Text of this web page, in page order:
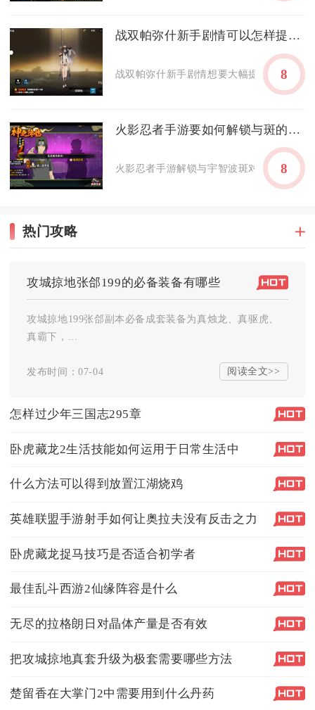
战双帕弥什新手剧情可以怎样提高通关效率
战双帕弥什新手剧情想要大幅提升通关效
8
火影忍者手游要如何解锁与斑的战斗
火影忍者手游解锁与宇智波斑对战，需要
8
热门攻略
攻城掠地张郃199的必备装备有哪些
攻城掠地199张郃副本必备成套装备为真烛龙、真驱虎、
真霸下，...
发布时间：07-04 阅读全文>>
怎样过少年三国志295章
卧虎藏龙2生活技能如何运用于日常生活中
什么方法可以得到放置江湖烧鸡
英雄联盟手游射手如何让奥拉夫没有反击之力
卧虎藏龙捉马技巧是否适合初学者
最佳乱斗西游2仙缘阵容是什么
无尽的拉格朗日对晶体产量是否有效
把攻城掠地真套升级为极套需要哪些方法
楚留香在大掌门2中需要用到什么丹药